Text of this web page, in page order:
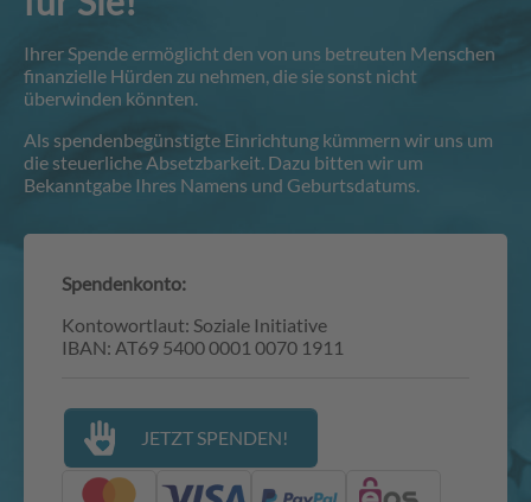
Ihrer Spende ermöglicht den von uns betreuten Menschen
finanzielle Hürden zu nehmen, die sie sonst nicht
überwinden könnten.
Als spendenbegünstigte Einrichtung kümmern wir uns um
die steuerliche Absetzbarkeit. Dazu bitten wir um
Bekanntgabe Ihres Namens und Geburtsdatums.
Spendenkonto:
Kontowortlaut: Soziale Initiative
IBAN: AT69 5400 0001 0070 1911
JETZT SPENDEN!